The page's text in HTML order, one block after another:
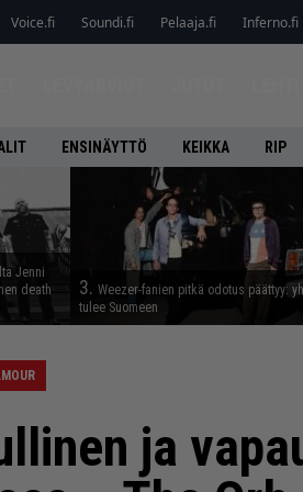
Voice.fi Soundi.fi Pelaaja.fi Inferno.fi
ENSINÄYTTÖ KEIKKA RIP
Jenni
death
3. Weezer-fanien pitkä odotus päättyy:
tulee Suomeen
ja